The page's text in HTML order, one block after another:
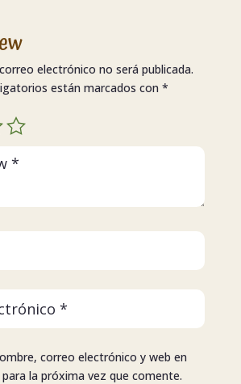
electrónico no será publicada.
están marcados con *
correo electrónico y web en
la próxima vez que comente.